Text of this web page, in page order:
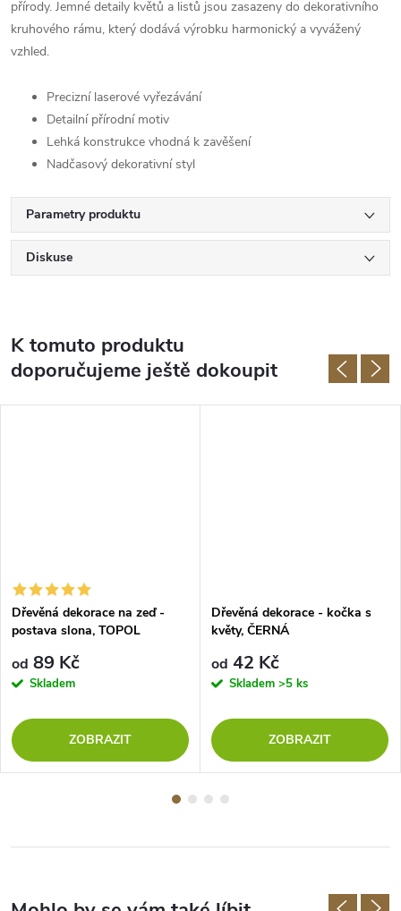
přírody. Jemné detaily květů a listů jsou zasazeny do dekorativního
kruhového rámu, který dodává výrobku harmonický a vyvážený
vzhled.
Precizní laserové vyřezávání
Detailní přírodní motiv
Lehká konstrukce vhodná k zavěšení
Nadčasový dekorativní styl
Parametry produktu
Diskuse
K tomuto produktu
doporučujeme ještě dokoupit
Dřevěná dekorace na zeď -
postava slona, TOPOL
od 89 Kč
Skladem
ZOBRAZIT
Dřevěná dekorace - kočka s
květy, ČERNÁ
od 42 Kč
Skladem >5 ks
ZOBRAZIT